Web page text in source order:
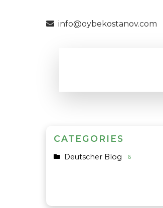
info@oybekostanov.com
CATEGORIES
Deutscher Blog 6